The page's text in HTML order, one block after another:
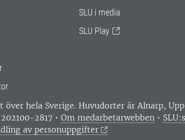
SLU i media
SLU Play
hela Sverige. Huvudorter är Alnarp,
2817 • Om medarbetarwebben •
av personuppgifter